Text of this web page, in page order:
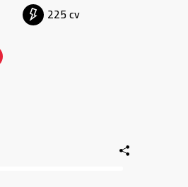
225 cv